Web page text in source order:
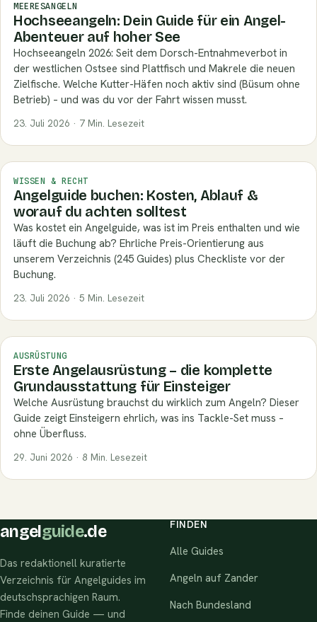
MEERESANGELN
Hochseeangeln: Dein Guide für ein Angel-
Abenteuer auf hoher See
Hochseeangeln 2026: Seit dem Dorsch-Entnahmeverbot in
der westlichen Ostsee sind Plattfisch und Makrele die neuen
Zielfische. Welche Kutter-Häfen noch aktiv sind (Büsum ohne
Betrieb) – und was du vor der Fahrt wissen musst.
23. Juli 2026 · 7 Min. Lesezeit
WISSEN & RECHT
Angelguide buchen: Kosten, Ablauf &
worauf du achten solltest
Was kostet ein Angelguide, was ist im Preis enthalten und wie
läuft die Buchung ab? Ehrliche Preis-Orientierung aus
unserem Verzeichnis (245 Guides) plus Checkliste vor der
Buchung.
23. Juli 2026 · 5 Min. Lesezeit
AUSRÜSTUNG
Erste Angelausrüstung – die komplette
Grundausstattung für Einsteiger
Welche Ausrüstung brauchst du wirklich zum Angeln? Dieser
Guide zeigt Einsteigern ehrlich, was ins Tackle-Set muss –
ohne Überfluss.
29. Juni 2026 · 8 Min. Lesezeit
angelguide.de
Das redaktionell kuratierte
Verzeichnis für Angelguides im
deutschsprachigen Raum.
Finde deinen Guide — und
FINDEN
Alle Guides
Angeln auf Zander
Nach Bundesland